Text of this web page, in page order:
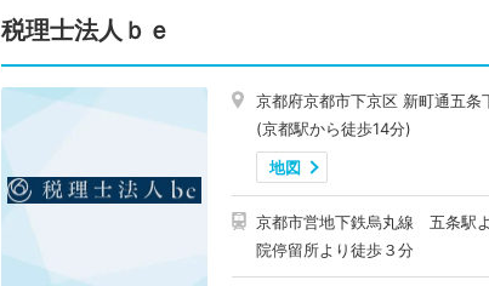
税理士法人ｂｅ
京都府京都市下京区 新町通五条
(京都駅から徒歩14分)
地図
京都市営地下鉄烏丸線 五条駅
院停留所より徒歩３分